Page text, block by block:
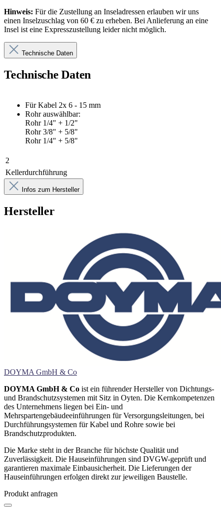
Hinweis: Für die Zustellung an Inseladressen erlauben wir uns
einen Inselzuschlag von 60 € zu erheben. Bei Anlieferung an eine
Insel ist eine Expresszustellung leider nicht möglich.
Technische Daten
Technische Daten
Für Kabel 2x 6 - 15 mm
Rohr auswählbar:
Rohr 1/4" + 1/2"
Rohr 3/8" + 5/8"
Rohr 1/4" + 5/8"
2
Kellerdurchführung
Infos zum Hersteller
Hersteller
DOYMA GmbH & Co
DOYMA GmbH & Co ist ein führender Hersteller von Dichtungs-
und Brandschutzsystemen mit Sitz in Oyten. Die Kernkompetenzen
des Unternehmens liegen bei Ein- und
Mehrspartengebäudeeinführungen für Versorgungsleitungen, bei
Durchführungsystemen für Kabel und Rohre sowie bei
Brandschutzprodukten.
Die Marke steht in der Branche für höchste Qualität und
Zuverlässigkeit. Die Hauseinführungen sind DVGW-geprüft und
garantieren maximale Einbausicherheit. Die Lieferungen der
Hauseinführungen erfolgen direkt zur jeweiligen Baustelle.
Produkt anfragen